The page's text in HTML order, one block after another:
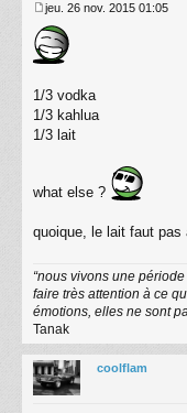
e
s
g
e
jeu. 26 nov. 2015 01:05
1/3 vodka
1/3 kahlua
1/3 lait
what else ?
quoique, le lait faut pas
“nous vivons une
faire très attention à ce
émotions, elles ne sont
Tanak
coolflam